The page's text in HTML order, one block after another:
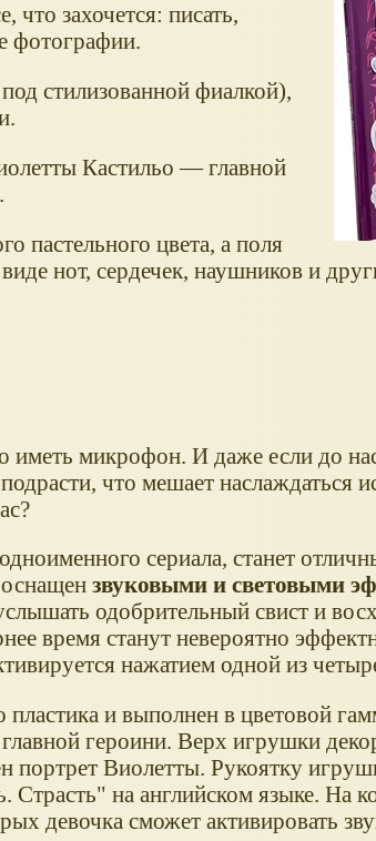
что захочется: писать,
фотографии.
стилизованной фиалкой),
Кастильо — главной
пастельного цвета, а поля
нот, сердечек, наушников и
иметь микрофон. И даже если до
что мешает наслаждаться
сериала, станет
звуковыми и световыми
одобрительный свист и
время станут невероятно
нажатием одной из
и выполнен в цветовой
героини. Верх игрушки
портрет Виолетты. Рукоятку
на английском языке. На
девочка сможет активировать